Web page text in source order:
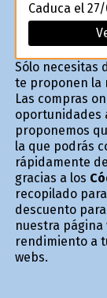
Caduca el
Sólo necesitas
te proponen la
Las compras
oportunidades
proponemos
la que podrás
rápidamente
gracias a los
recopilado
descuento
nuestra página
rendimiento a
webs.